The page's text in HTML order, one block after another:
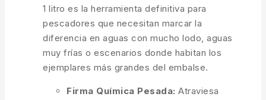
1 litro es la herramienta definitiva para
pescadores que necesitan marcar la
diferencia en aguas con mucho lodo, aguas
muy frías o escenarios donde habitan los
ejemplares más grandes del embalse.
Firma Química Pesada: Atraviesa